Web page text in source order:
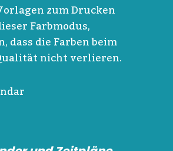
zum Drucken
Farbmodus,
dass die Farben beim
nicht verlieren.